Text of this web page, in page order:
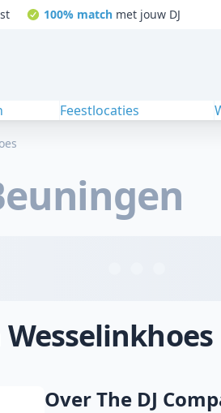
100% matchmet jouw DJ
Feestlocaties
Wesselinkhoes
Over The DJ